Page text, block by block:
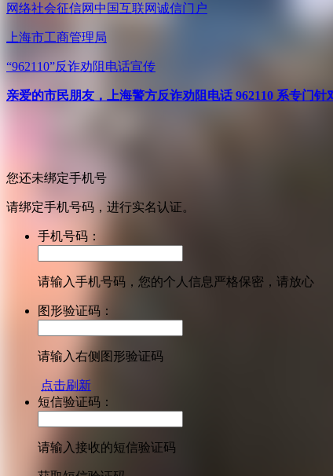
网络社会征信网 中国互联网诚信门户
上海市工商管理局
“962110”反诈劝阻电话宣传
亲爱的市民朋友，上海警方反诈劝阻电话 962110 系专门
您还未绑定手机号
请绑定手机号码，进行实名认证。
手机号码：
请输入手机号码，您的个人信息严格保密，请放心
图形验证码：
请输入右侧图形验证码
点击刷新
短信验证码：
请输入接收的短信验证码